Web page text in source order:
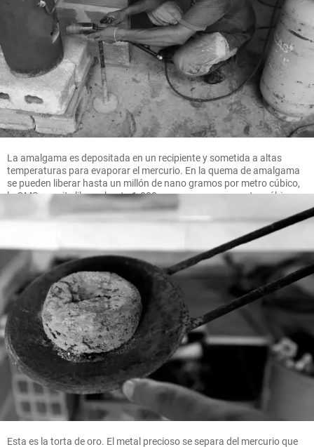
La amalgama es depositada en un recipiente y sometida a altas
temperaturas para evaporar el mercurio. En la quema de amalgama
se pueden liberar hasta un millón de nano gramos por metro cúbico,
la OMS permite liberar hasta 1.000 nano gramos por metro cúbico.
Esta es la torta de oro. El metal precioso se separa del mercurio que